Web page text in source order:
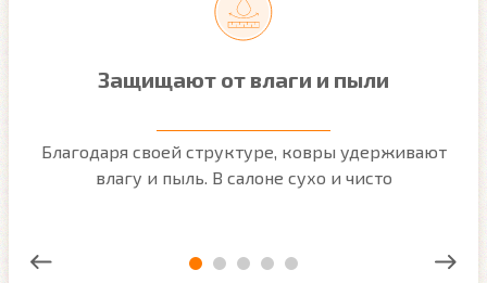
Защищают от влаги и пыли
Благодаря своей структуре, ковры удерживают
влагу и пыль. В салоне сухо и чисто